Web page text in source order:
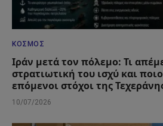
ΚΌΣΜΟΣ
Ιράν μετά τον πόλεμο: Τι
στρατιωτική του ισχύ και
επόμενοι στόχοι της
10/07/2026